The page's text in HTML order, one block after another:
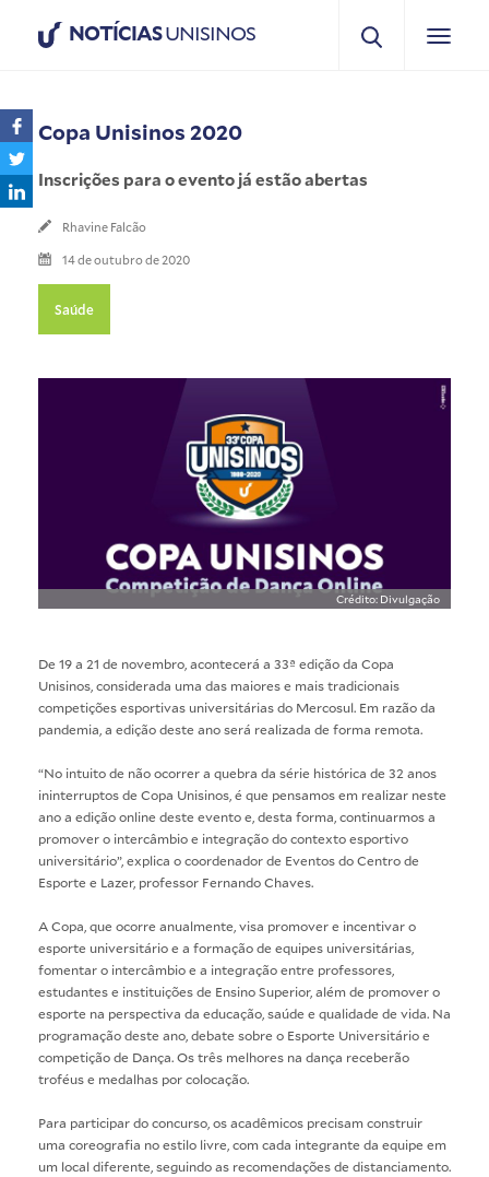
NOTÍCIASUNISINOS
Copa Unisinos 2020
Inscrições para o evento já estão abertas
Rhavine Falcão
14 de outubro de 2020
Saúde
Crédito: Divulgação
De 19 a 21 de novembro, acontecerá a 33ª edição da Copa
Unisinos, considerada uma das maiores e mais tradicionais
competições esportivas universitárias do Mercosul. Em razão da
pandemia, a edição deste ano será realizada de forma remota.
“No intuito de não ocorrer a quebra da série histórica de 32 anos
ininterruptos de Copa Unisinos, é que pensamos em realizar neste
ano a edição online deste evento e, desta forma, continuarmos a
promover o intercâmbio e integração do contexto esportivo
universitário”, explica o coordenador de Eventos do Centro de
Esporte e Lazer, professor Fernando Chaves.
A Copa, que ocorre anualmente, visa promover e incentivar o
esporte universitário e a formação de equipes universitárias,
fomentar o intercâmbio e a integração entre professores,
estudantes e instituições de Ensino Superior, além de promover o
esporte na perspectiva da educação, saúde e qualidade de vida. Na
programação deste ano, debate sobre o Esporte Universitário e
competição de Dança. Os três melhores na dança receberão
troféus e medalhas por colocação.
Para participar do concurso, os acadêmicos precisam construir
uma coreografia no estilo livre, com cada integrante da equipe em
um local diferente, seguindo as recomendações de distanciamento.